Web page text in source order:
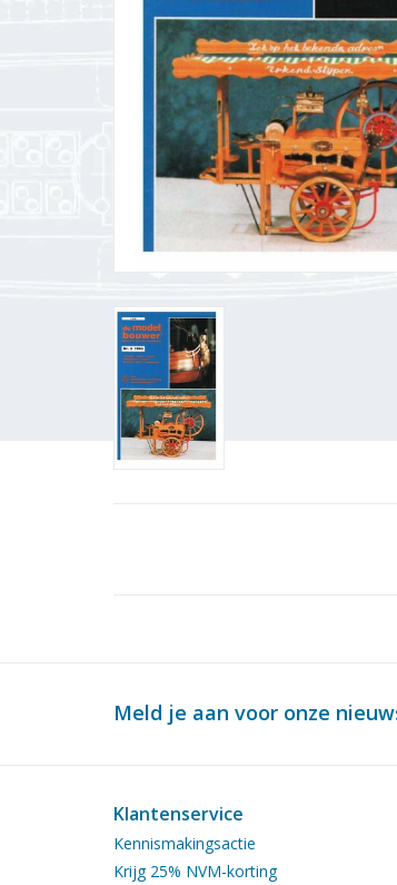
Meld je aan voor onze
Klantenservice
Kennismakingsactie
Krijg 25% NVM-korting